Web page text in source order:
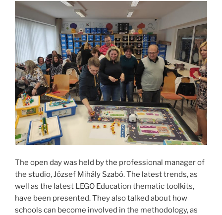
The open day was held by the professional manager of
the studio, József Mihály Szabó. The latest trends, as
well as the latest LEGO Education thematic toolkits,
have been presented. They also talked about how
schools can become involved in the methodology, as